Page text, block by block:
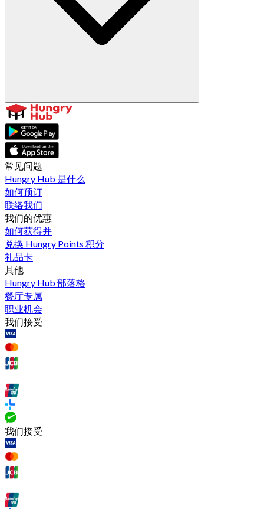
常见问题
Hungry Hub 是什么
如何预订
联络我们
我们的优惠
如何获得并
兑换 Hungry Points 积分
礼品卡
其他
Hungry Hub 部落格
餐厅专属
职业机会
我们接受
我们接受